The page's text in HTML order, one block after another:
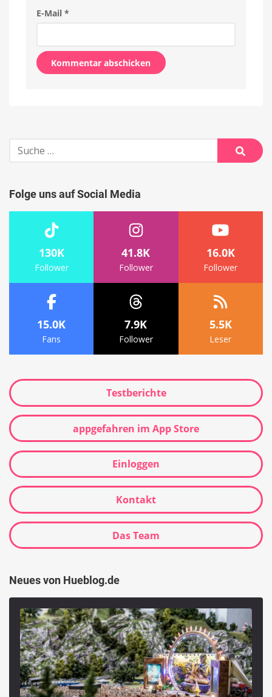
E-Mail *
Suche
nach:
Suche
Folge uns auf Social Media
130K
Follower
41.8K
Follower
16.0K
Follower
15.0K
Fans
7.9K
Follower
5.5K
Leser
Testberichte
appgefahren im App Store
Einloggen
Kontakt
Das Team
Neues von Hueblog.de